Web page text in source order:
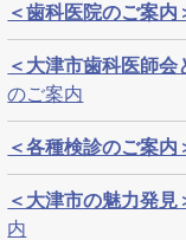
＜歯科医院のご案内
＜大津市歯科医師会
のご案内
＜各種検診のご案内
＜大津市の魅力発見
内